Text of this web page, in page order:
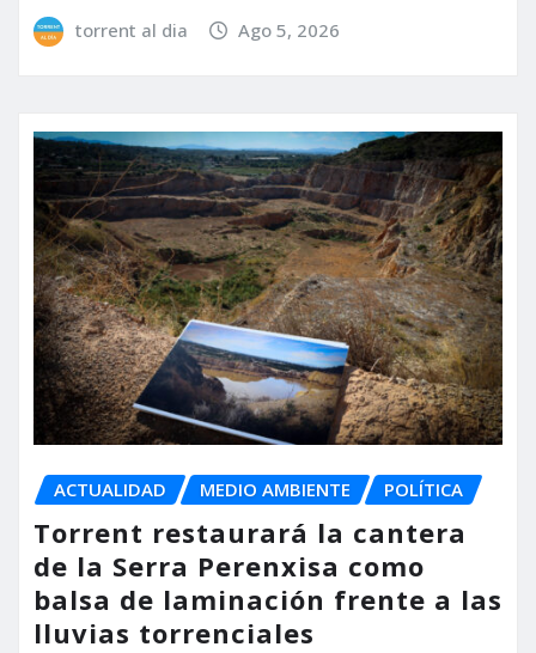
torrent al dia Ago 5, 2026
ACTUALIDAD MEDIO AMBIENTE POLÍTICA
Torrent restaurará la cantera
de la Serra Perenxisa como
balsa de laminación frente a las
lluvias torrenciales